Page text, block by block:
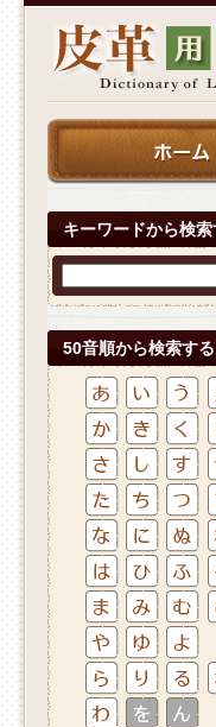
キーワードから検索
50音順から検索する